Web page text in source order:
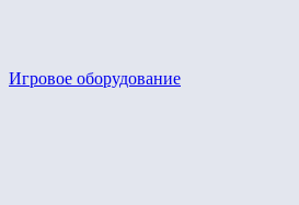
Игровое оборудование